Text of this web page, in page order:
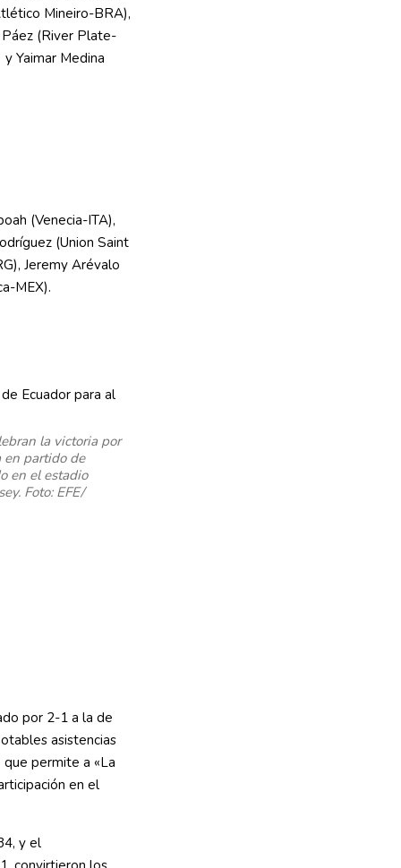
Mineiro-BRA),
(River Plate-
Yaimar Medina
(Venecia-ITA),
(Union Saint
Jeremy Arévalo
MEX).
la victoria por
en partido de
en el estadio
Foto: EFE/
por 2-1 a la de
asistencias
que permite a «La
en el
y el